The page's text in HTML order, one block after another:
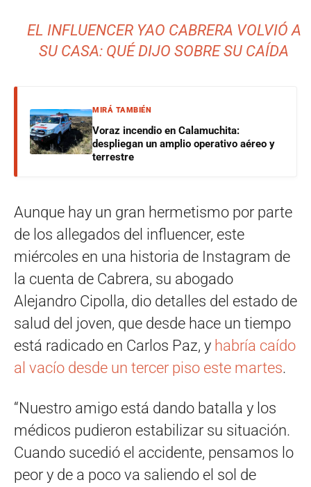
EL INFLUENCER YAO CABRERA VOLVIÓ A
SU CASA: QUÉ DIJO SOBRE SU CAÍDA
MIRÁ TAMBIÉN
Voraz incendio en Calamuchita:
despliegan un amplio operativo aéreo y
terrestre
Aunque hay un gran hermetismo por parte
de los allegados del influencer, este
miércoles en una historia de Instagram de
la cuenta de Cabrera, su abogado
Alejandro Cipolla, dio detalles del estado de
salud del joven, que desde hace un tiempo
está radicado en Carlos Paz, y habría caído
al vacío desde un tercer piso este martes.
“Nuestro amigo está dando batalla y los
médicos pudieron estabilizar su situación.
Cuando sucedió el accidente, pensamos lo
peor y de a poco va saliendo el sol de